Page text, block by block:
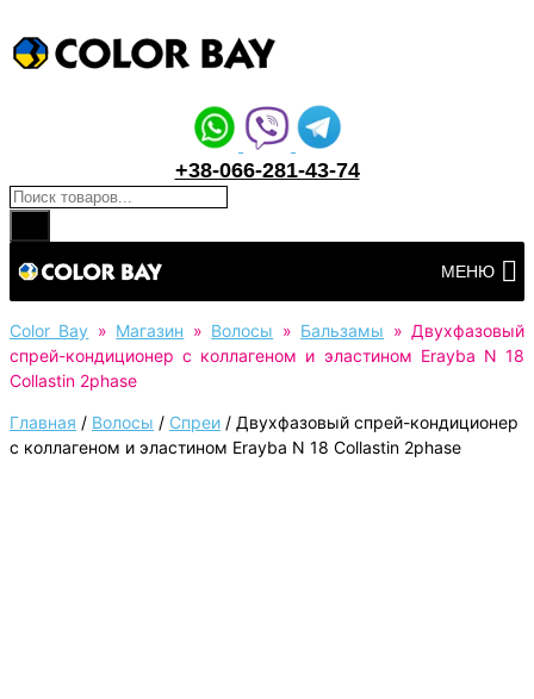
+38-066-281-43-74
Поиск товаров
контенту
МЕНЮ
Color Bay » Магазин » Волосы » Бальзамы » Двухфазовый
спрей-кондиционер с коллагеном и эластином Erayba N 18
Collastin 2phase
Главная / Волосы / Спреи / Двухфазовый спрей-кондиционер
с коллагеном и эластином Erayba N 18 Collastin 2phase